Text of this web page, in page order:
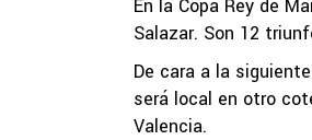
En la Copa Rey de
Salazar. Son 12
De cara a la
será local en otro
Valencia.